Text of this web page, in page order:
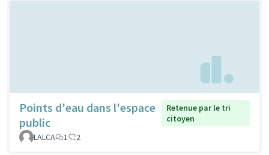
Points d'eau dans l'espace
public
Retenue par le tri
citoyen
LALCA
1 2